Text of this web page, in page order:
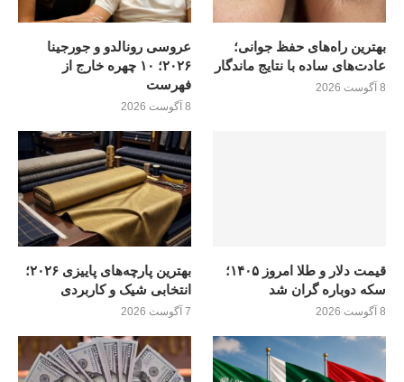
بهترین راه‌های حفظ جوانی؛
عادت‌های ساده با نتایج ماندگار
8 آگوست 2026
عروسی رونالدو و جورجینا
۲۰۲۶؛ ۱۰ چهره خارج از
فهرست
8 آگوست 2026
قیمت دلار و طلا امروز ۱۴۰۵؛
سکه دوباره گران شد
8 آگوست 2026
بهترین پارچه‌های پاییزی ۲۰۲۶؛
انتخابی شیک و کاربردی
7 آگوست 2026